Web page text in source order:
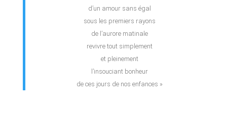
d’un amour sans égal
sous les premiers rayons
de l’aurore matinale
revivre tout simplement
et pleinement
l’insouciant bonheur
de ces jours de nos enfances »